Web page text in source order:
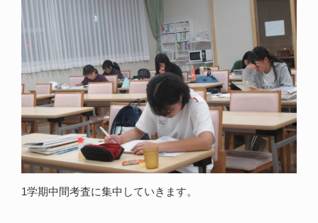
1学期中間考査に集中していきます。